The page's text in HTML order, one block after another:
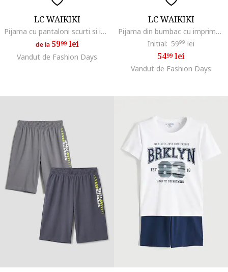
LC WAIKIKI
Pijama cu pantaloni scurti si imprimeu Minecraft, Verde deschis/Gri deschis melange
de la 5999lei
Vandut de Fashion Days
LC WAIKIKI
Pijama din bumbac cu imprimeu cu baschet, Alb murdar/Albastru
Initial: 5999 lei
5499lei
Vandut de Fashion Days